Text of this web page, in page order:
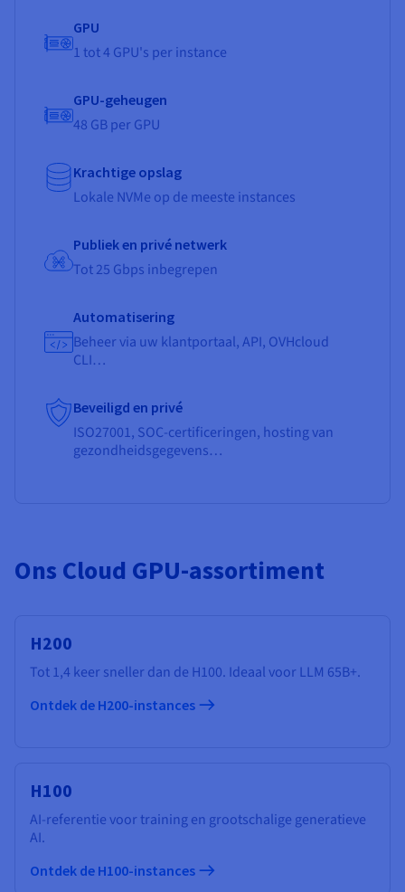
GPU
1 tot 4 GPU's per instance
GPU-geheugen
48 GB per GPU
Krachtige opslag
Lokale NVMe op de meeste instances
Publiek en privé netwerk
Tot 25 Gbps inbegrepen
Automatisering
Beheer via uw klantportaal, API, OVHcloud
CLI…
Beveiligd en privé
ISO27001, SOC-certificeringen, hosting van
gezondheidsgegevens…
Ons Cloud GPU-assortiment
H200
Tot 1,4 keer sneller dan de H100. Ideaal voor LLM 65B+.
Ontdek de H200-instances
H100
AI-referentie voor training en grootschalige generatieve
AI.
Ontdek de H100-instances